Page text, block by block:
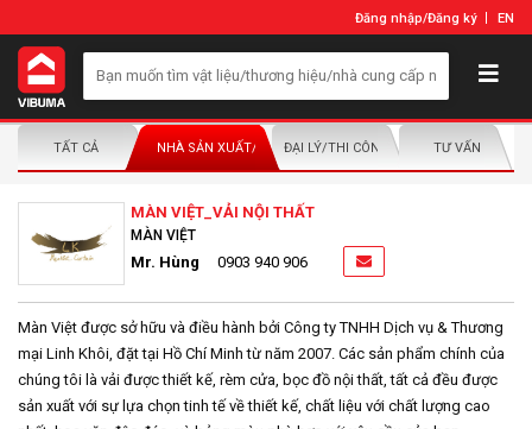
Đăng nhập/Đăng ký EN
TẤT CẢ NHÀ SẢN XUẤT/NHÀ PHÂN PHỐIĐẠI LÝ/THI CÔNG LẮP ĐẶTTƯ VẤN
MÀN VIỆT_VẢI NỘI THẤT
MÀN VIỆT
Mr. Hùng 0903 940 906
Màn Việt được sở hữu và điều hành bởi Công ty TNHH Dịch vụ & Thương
mại Linh Khôi, đặt tại Hồ Chí Minh từ năm 2007. Các sản phẩm chính của
chúng tôi là vải được thiết kế, rèm cửa, bọc đồ nội thất, tất cả đều được
sản xuất với sự lựa chọn tinh tế về thiết kế, chất liệu với chất lượng cao